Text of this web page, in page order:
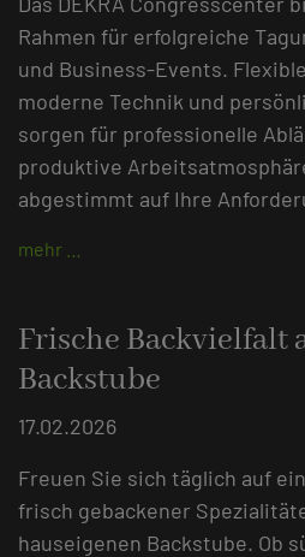
Rahmen für erfolgreiche
und Business-Events.
moderne Technik und
sorgen für professionelle
produktive
abgestimmt auf Ihre
mehr …
Frische Backvielfalt
Backstube
17.02.2026
Freuen Sie sich täglich auf
frisch gebackener
hauseigenen Backstube. Ob